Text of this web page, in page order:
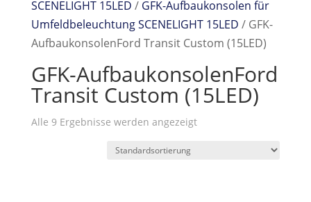
SCENELIGHT 15LED / GFK-Aufbaukonsolen für
Umfeldbeleuchtung SCENELIGHT 15LED / GFK-
AufbaukonsolenFord Transit Custom (15LED)
GFK-AufbaukonsolenFord
Transit Custom (15LED)
Alle 9 Ergebnisse werden angezeigt